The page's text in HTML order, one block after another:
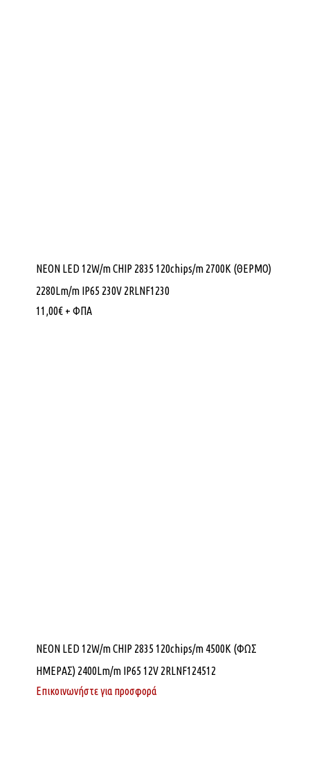
NEON LED 12W/m CHIP 2835 120chips/m 2700K (ΘΕΡΜΟ)
2280Lm/m IP65 230V 2RLNF1230
11,00€ + ΦΠΑ
NEON LED 12W/m CHIP 2835 120chips/m 4500K (ΦΩΣ
ΗΜΕΡΑΣ) 2400Lm/m IP65 12V 2RLNF124512
Επικοινωνήστε για προσφορά